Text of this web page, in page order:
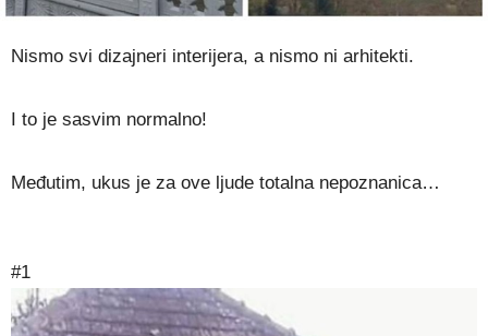
Nismo svi dizajneri interijera, a nismo ni arhitekti.
I to je sasvim normalno!
Međutim, ukus je za ove ljude totalna nepoznanica…
#1